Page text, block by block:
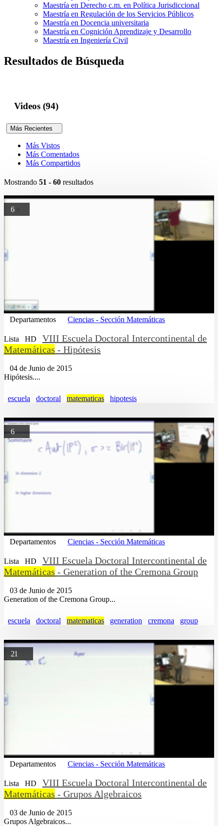
Maestría en Derecho c.m. en Política Jurisdiccional
Maestría en Regulación de los Servicios Públicos
Maestría en Docencia universitaria
Maestría en Cognición Aprendizaje y Desarrollo
Maestría en Ingeniería Civil
Resultados de Búsqueda
Videos (94)
Más Recientes
Más Vistos
Más Comentados
Más Compartidos
Mostrando 51 - 60 resultados
6
Departamentos Ciencias - Sección Matemáticas
Lista HD
VIII Escuela Doctoral Intercontinental de
Matemáticas - Hipótesis
04 de Junio de 2015
Hipótesis....
escuela doctoral matematicas hipotesis
6
Departamentos Ciencias - Sección Matemáticas
Lista HD
VIII Escuela Doctoral Intercontinental de
Matemáticas - Generation of the Cremona Group
03 de Junio de 2015
Generation of the Cremona Group...
escuela doctoral matematicas generation cremona group
21
Departamentos Ciencias - Sección Matemáticas
Lista HD
VIII Escuela Doctoral Intercontinental de
Matemáticas - Grupos Algebraicos
03 de Junio de 2015
Grupos Algebraicos...